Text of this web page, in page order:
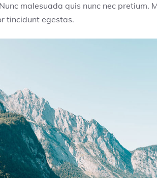
malesuada quis nunc nec pretium.
tincidunt egestas.